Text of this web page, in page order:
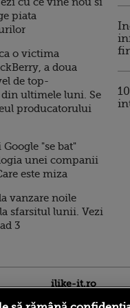
piata
o victima
a doua
de top-
ultimele luni. Se
producatorului
"se bat"
unei companii
este miza
vanzare noile
sfarsitul lunii. Vezi
3
ilike-it.ro